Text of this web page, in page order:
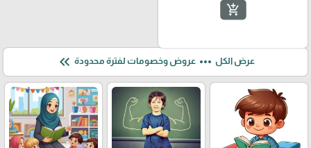
add_shopping_cart
عرض الكل more_horiz عروض وخصومات لفترة محدودة keyboard_double_arrow_left